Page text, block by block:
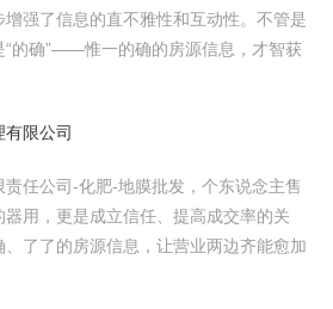
强了信息的直不雅性和互动性。不管是
“的确”——惟一的确的房源信息，才智获
限公司
任公司-化肥-地膜批发，个东说念主售
用，更是成立信任、提高成交率的关
了了的房源信息，让营业两边齐能愈加